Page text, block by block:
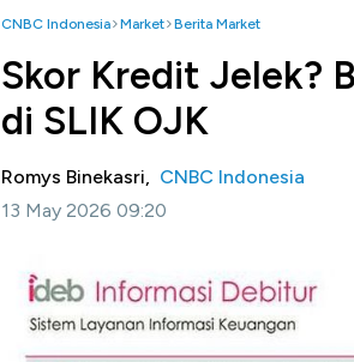
CNBC Indonesia Market Berita Market
Skor Kredit Jelek?
di SLIK OJK
Romys Binekasri, CNBC Indonesia
13 May 2026 09:20